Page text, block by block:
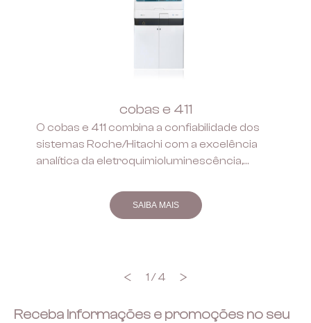
Previous
cobas e 411
O cobas e 411 combina a confiabilidade dos
sistemas Roche/Hitachi com a excelência
analítica da eletroquimioluminescência,
imunoensaios. Ao disponibilizar 18
parâmetros de imunologia simultâneos
os imunoensaios de […]
SAIBA MAIS
Next
1 / 4
Receba informações e promoções no seu